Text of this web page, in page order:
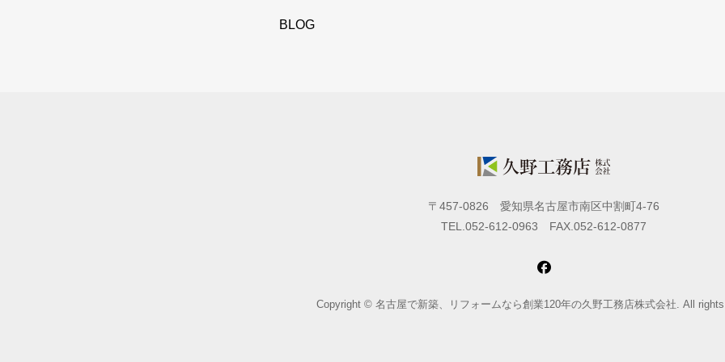
BLOG
〒457-0826 愛知県名古屋市南区中割町4-76
TEL.052-612-0963 FAX.052-612-0877
Copyright © 名古屋で新築、リフォームなら創業120年の久野工務店株式会社. All rights